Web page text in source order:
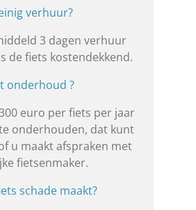
verhuur?
3 dagen verhuur
de fiets kostendekkend.
onderhoud ?
euro per fiets per jaar
onderhouden, dat kunt
u maakt afspraken met
fietsenmaker.
schade maakt?